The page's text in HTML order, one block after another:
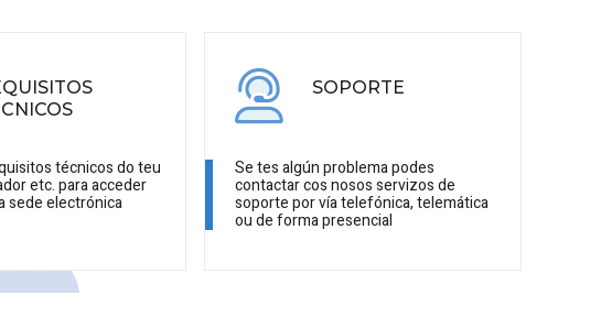
técnicos do teu
etc. para acceder
sede electrónica
SOPORTE
Se tes algún problema podes
contactar cos nosos servizos de
soporte por vía telefónica, telemática
ou de forma presencial